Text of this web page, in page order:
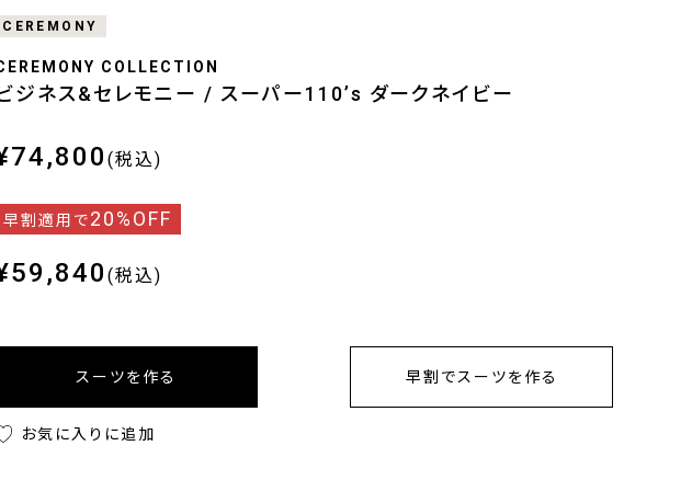
CEREMONY
COLLECTION
ジネス&セレモニー / スーパー110’s ダークネイビー
(税込)
早割適用で20%OFF
(税込)
スーツを作る 早割でスーツを作る
お気に入りに追加